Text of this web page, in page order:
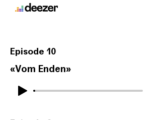
Episode 10
«Vom Enden»